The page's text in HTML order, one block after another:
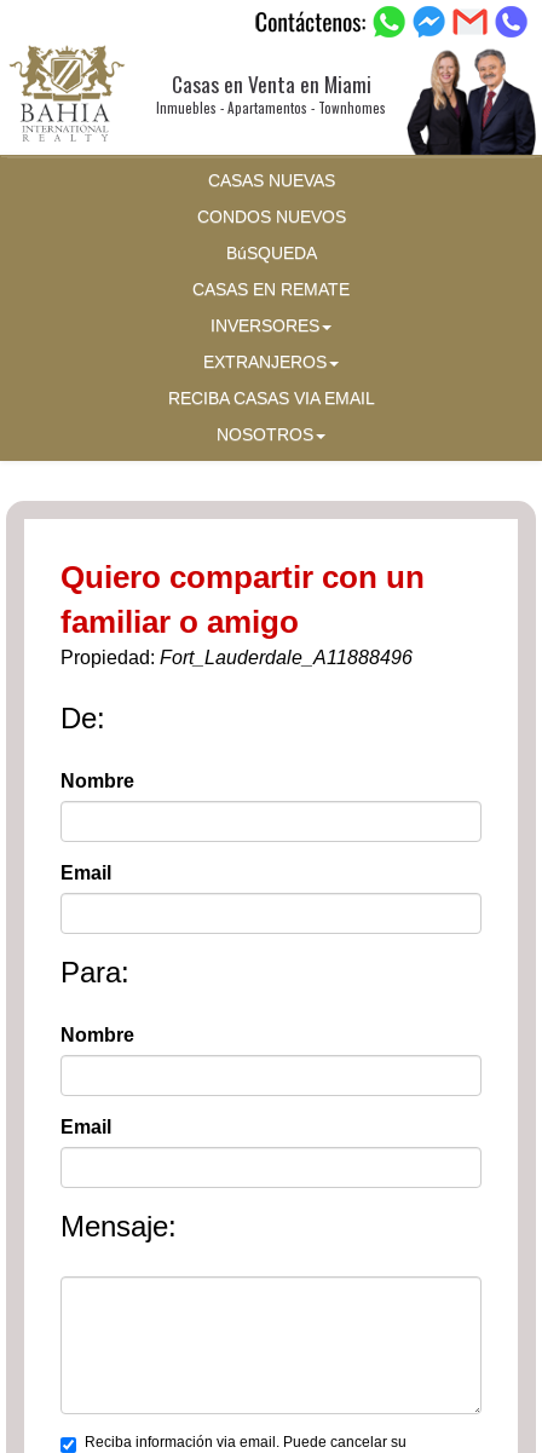
Casas en Venta en Miami
Inmuebles - Apartamentos - Townhomes
CASAS NUEVAS
CONDOS NUEVOS
BúSQUEDA
CASAS EN REMATE
INVERSORES
EXTRANJEROS
RECIBA CASAS VIA EMAIL
NOSOTROS
Quiero compartir con un
familiar o amigo
Propiedad: Fort_Lauderdale_A11888496
De:
Nombre
Email
Para:
Nombre
Email
Mensaje:
Reciba información via email. Puede cancelar su